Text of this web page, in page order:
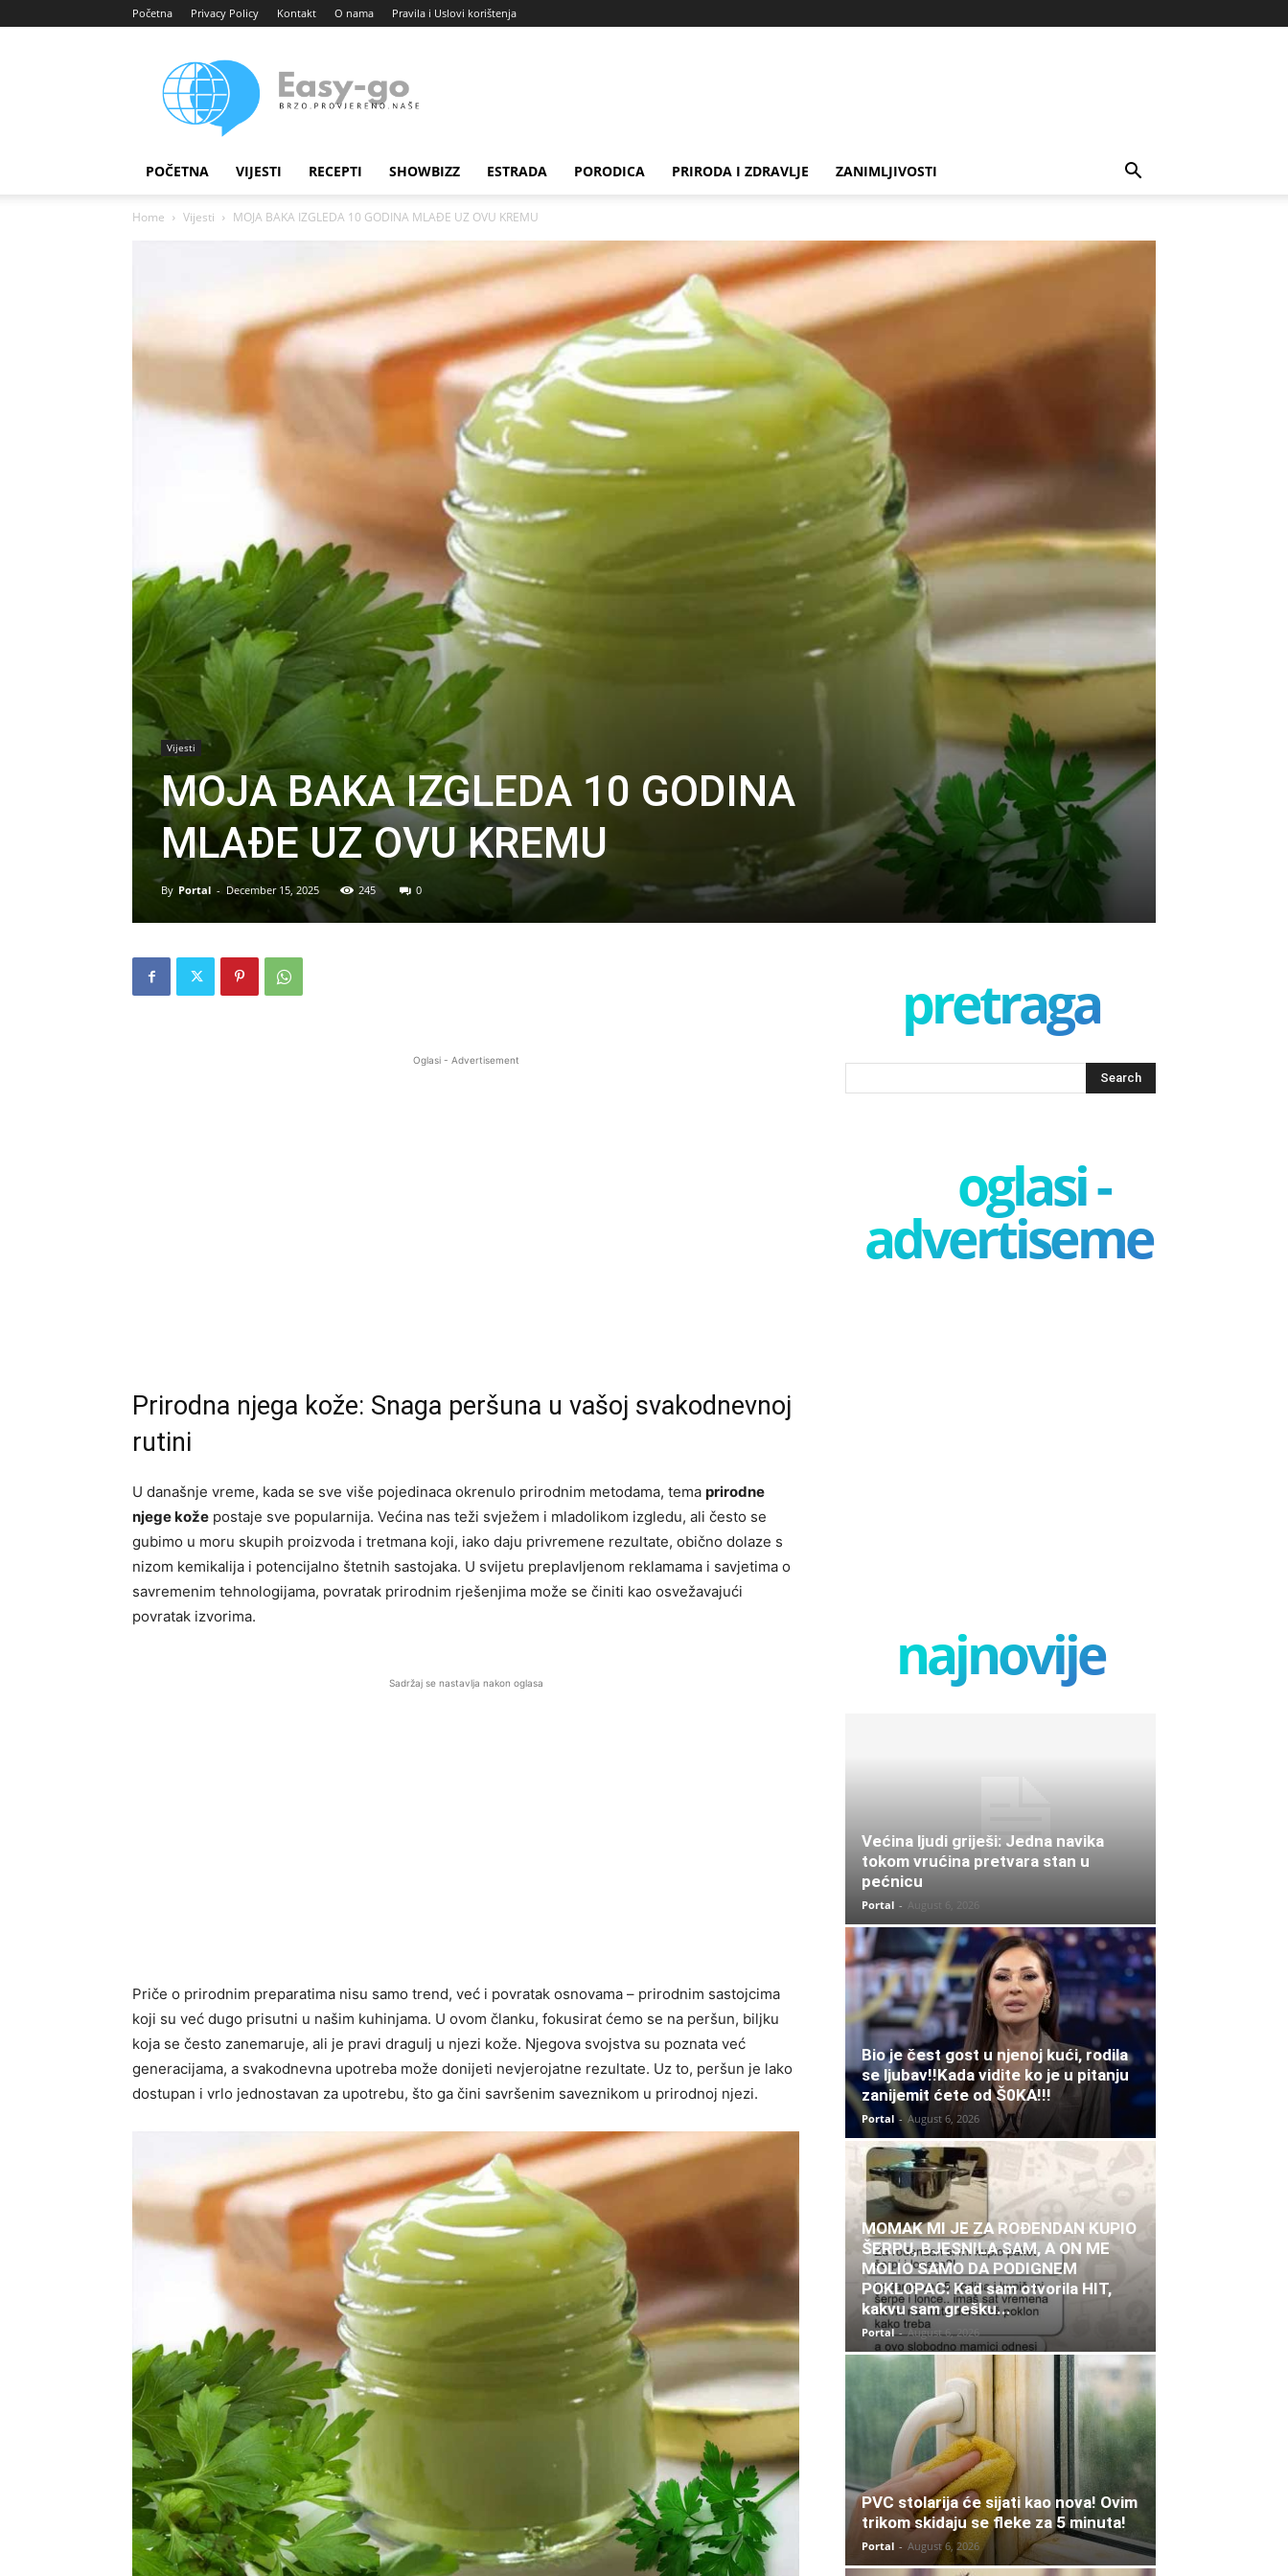
Početna Privacy Policy Kontakt O nama Pravila i Uslovi korištenja
portal
POČETNA VIJESTI RECEPTI SHOWBIZZ ESTRADA PORODICA PRIRODA I ZDRAVLJE ZANIMLJIVOSTI
Home Vijesti MOJA BAKA IZGLEDA 10 GODINA MLAĐE UZ OVU KREMU
Vijesti
MOJA BAKA IZGLEDA 10 GODINA
MLAĐE UZ OVU KREMU
By Portal - December 15, 2025 245 0
Oglasi - Advertisement
Prirodna njega kože: Snaga peršuna u vašoj svakodnevnoj
rutini
U današnje vreme, kada se sve više pojedinaca okrenulo prirodnim metodama, tema prirodne
njege kože postaje sve popularnija. Većina nas teži svježem i mladolikom izgledu, ali često se
gubimo u moru skupih proizvoda i tretmana koji, iako daju privremene rezultate, obično dolaze s
nizom kemikalija i potencijalno štetnih sastojaka. U svijetu preplavljenom reklamama i savjetima o
savremenim tehnologijama, povratak prirodnim rješenjima može se činiti kao osvežavajući
povratak izvorima.
Sadržaj se nastavlja nakon oglasa
Priče o prirodnim preparatima nisu samo trend, već i povratak osnovama – prirodnim sastojcima
koji su već dugo prisutni u našim kuhinjama. U ovom članku, fokusirat ćemo se na peršun, biljku
koja se često zanemaruje, ali je pravi dragulj u njezi kože. Njegova svojstva su poznata već
generacijama, a svakodnevna upotreba može donijeti nevjerojatne rezultate. Uz to, peršun je lako
dostupan i vrlo jednostavan za upotrebu, što ga čini savršenim saveznikom u prirodnoj njezi.
pretraga
oglasi -
advertisement
najnovije
Većina ljudi griješi: Jedna navika
tokom vrućina pretvara stan u
pećnicu
Portal - August 6, 2026
Bio je čest gost u njenoj kući, rodila
se ljubav!!Kada vidite ko je u pitanju
zanijemit ćete od Š0KA!!!
Portal - August 6, 2026
MOMAK MI JE ZA ROĐENDAN KUPIO
ŠERPU, BJESNILA SAM, A ON ME
MOLIO SAMO DA PODIGNEM
POKLOPAC: Kad sam otvorila HIT,
kakvu sam grešku...
Portal - August 6, 2026
PVC stolarija će sijati kao nova! Ovim
trikom skidaju se fleke za 5 minuta!
Portal - August 6, 2026